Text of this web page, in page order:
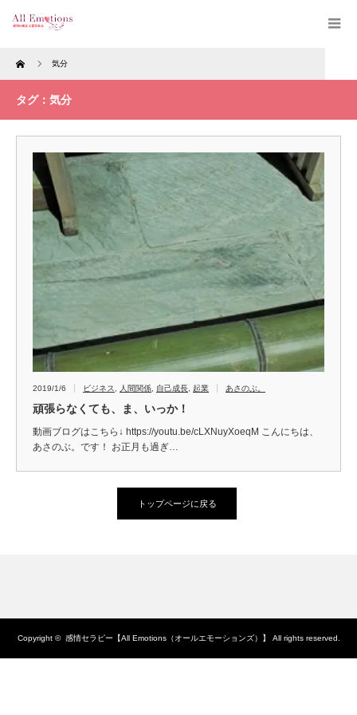
Home 気分
タグ：気分
2019/1/6 ビジネス 人間関係 自己成長 起業 あさのぶ。
頑張らなくても、ま、いっか！
動画ブログはこちら↓ https://youtu.be/cLXNuyXoeqM こんにちは、
あさのぶ。です！ お正月も過ぎ…
トップページに戻る
Copyright © 感情セラピー【All Emotions（オールエモーションズ）】 All rights reserved.